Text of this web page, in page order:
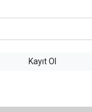
Kayıt Ol